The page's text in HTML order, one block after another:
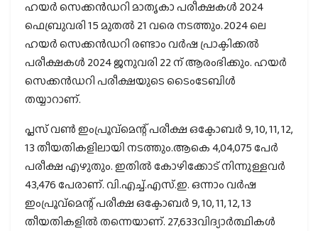
ഹയര്‍ സെക്കന്‍ഡറി മാതൃകാ പരീക്ഷകള്‍ 2024
ഫെബ്രുവരി 15 മുതല്‍ 21 വരെ നടത്തും.2024 ലെ
ഹയര്‍ സെക്കന്‍ഡറി രണ്ടാം വര്‍ഷ പ്രാക്ടിക്കല്‍
പരീക്ഷകള്‍ 2024 ജനുവരി 22 ന് ആരംഭിക്കും. ഹയര്‍
സെക്കന്‍ഡറി പരീക്ഷയുടെ ടൈംടേബിള്‍
തയ്യാറാണ്.
പ്ലസ് വണ്‍ ഇംപ്രൂവ്മെന്റ് പരീക്ഷ ഒക്ടോബര്‍ 9, 10, 11, 12,
13 തീയതികളിലായി നടത്തും.ആകെ 4,04,075 പേര്‍
പരീക്ഷ എഴുതും. ഇതില്‍ കോഴിക്കോട് നിന്നുള്ളവര്‍
43,476 പേരാണ്. വി.എച്ച്.എസ്.ഇ. ഒന്നാം വര്‍ഷ
ഇംപ്രൂവ്മെന്റ് പരീക്ഷ ഒക്ടോബര്‍ 9, 10, 11, 12, 13
തീയതികളില്‍ തന്നെയാണ്. 27,633വിദ്യാര്‍ത്ഥികള്‍